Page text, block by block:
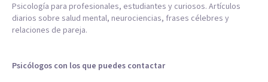
Psicología para profesionales, estudiantes y curiosos. Artículos
diarios sobre salud mental, neurociencias, frases célebres y
relaciones de pareja.
Psicólogos con los que puedes contactar